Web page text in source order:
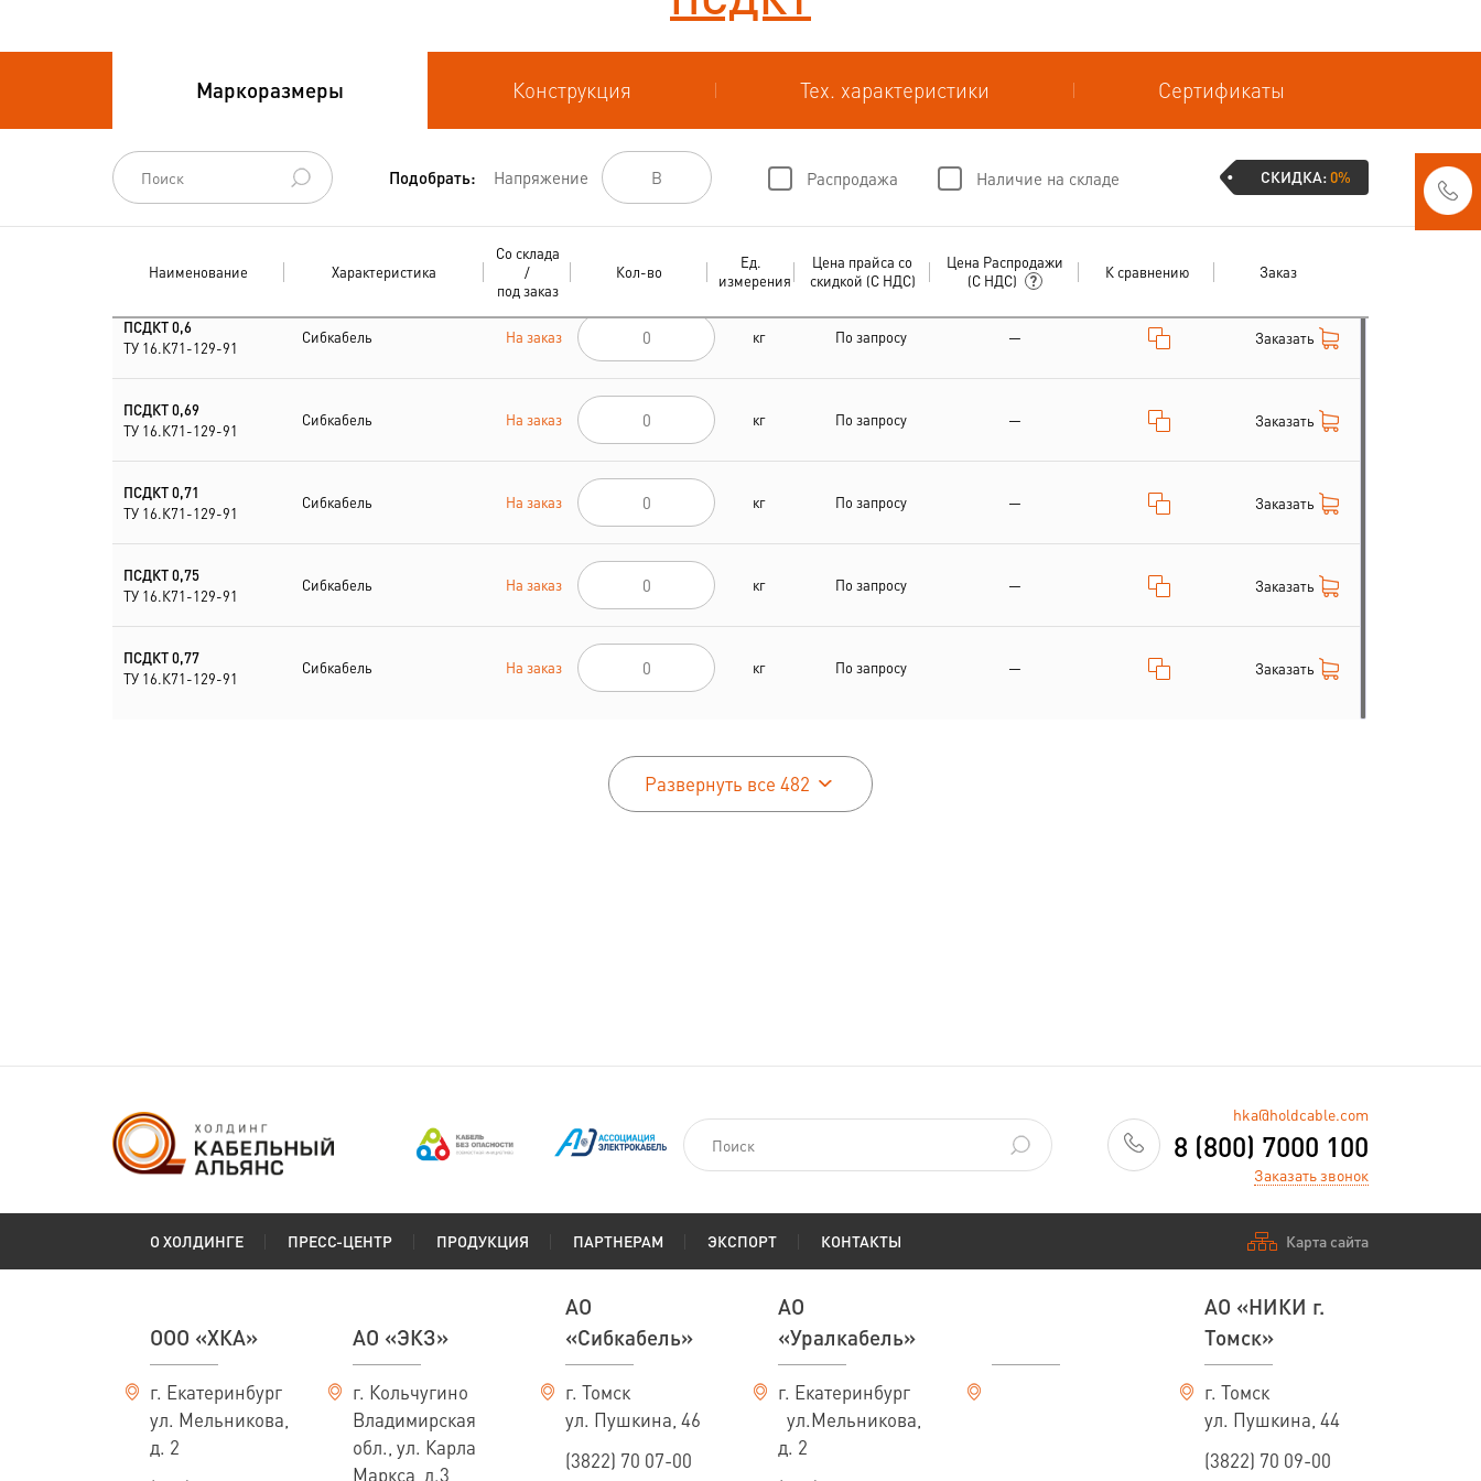
Провода силовые для
Провода
спец.назначения
Провода
Шнуры шахтные
Маркоразмеры Конструкция Тех. характеристики Сертификаты
Подобрать: Напряжение Распродажа Наличие на складе СКИДКА:0%
Наименование Характеристика
Со склада
/
под заказ
Кол-во
Ед.
измерения
Цена прайса со
скидкой (С НДС)
Цена Распродажи
(С НДС)
К сравнению Заказ
ПСДКТ 0,6
ТУ 16.К71-129-91
Сибкабель На заказ кг По запросу — Заказать
ПСДКТ 0,69
ТУ 16.К71-129-91
Сибкабель На заказ кг По запросу — Заказать
ПСДКТ 0,71
ТУ 16.К71-129-91
Сибкабель На заказ кг По запросу — Заказать
ПСДКТ 0,75
ТУ 16.К71-129-91
Сибкабель На заказ кг По запросу — Заказать
ПСДКТ 0,77
ТУ 16.К71-129-91
Сибкабель На заказ кг По запросу — Заказать
Развернуть все 482
hka@holdcable.com
8 (800) 7000 100
Заказать звонок
О ХОЛДИНГЕ ПРЕСС-ЦЕНТР ПРОДУКЦИЯ ПАРТНЕРАМ ЭКСПОРТ КОНТАКТЫ Карта сайта
ООО «ХКА»
г. Екатеринбург
ул. Мельникова,
д. 2
АО «ЭКЗ»
г. Кольчугино
Владимирская
обл., ул. Карла
Маркса, д.3
АО
«Сибкабель»
г. Томск
ул. Пушкина, 46
(3822) 70 07-00
АО
«Уралкабель»
г. Екатеринбург
ул.Мельникова,
д. 2
АО «НИКИ г.
Томск»
г. Томск
ул. Пушкина, 44
(3822) 70 09-00